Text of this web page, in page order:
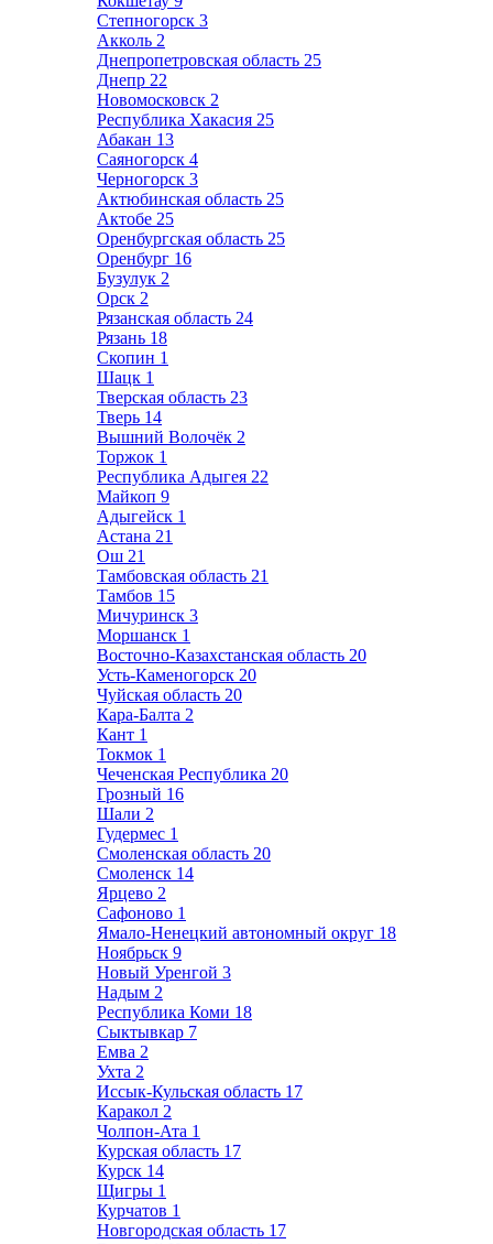
Степногорск 3
Акколь 2
Днепропетровская область 25
Днепр 22
Новомосковск 2
Республика Хакасия 25
Абакан 13
Саяногорск 4
Черногорск 3
Актюбинская область 25
Актобе 25
Оренбургская область 25
Оренбург 16
Бузулук 2
Орск 2
Рязанская область 24
Рязань 18
Скопин 1
Шацк 1
Тверская область 23
Тверь 14
Вышний Волочёк 2
Торжок 1
Республика Адыгея 22
Майкоп 9
Адыгейск 1
Астана 21
Ош 21
Тамбовская область 21
Тамбов 15
Мичуринск 3
Моршанск 1
Восточно-Казахстанская область 20
Усть-Каменогорск 20
Чуйская область 20
Кара-Балта 2
Кант 1
Токмок 1
Чеченская Республика 20
Грозный 16
Шали 2
Гудермес 1
Смоленская область 20
Смоленск 14
Ярцево 2
Сафоново 1
Ямало-Ненецкий автономный округ 18
Ноябрьск 9
Новый Уренгой 3
Надым 2
Республика Коми 18
Сыктывкар 7
Емва 2
Ухта 2
Иссык-Кульская область 17
Каракол 2
Чолпон-Ата 1
Курская область 17
Курск 14
Щигры 1
Курчатов 1
Новгородская область 17